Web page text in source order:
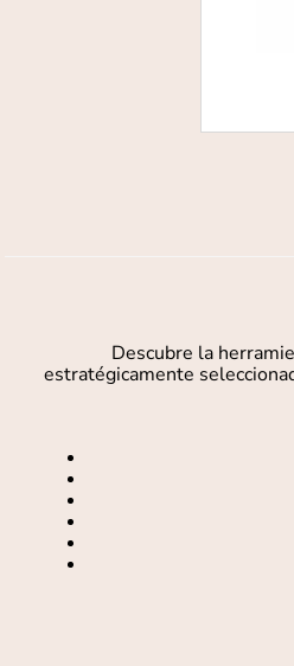
Descubre la
estratégicamente